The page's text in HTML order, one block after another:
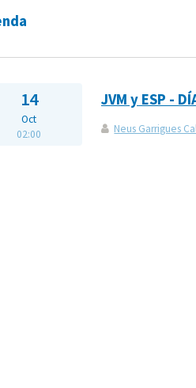
14
Oct
02:00
JVM y ESP -
Neus Garrigues